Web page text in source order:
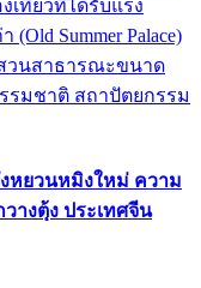
เที่ยวที่ได้รับแรง
Summer Palace)
วนสาธารณะขนาด
รมชาติ สถาปัตยกรรม
งหยวนหมิงใหม่ ความ
างตุ้ง ประเทศจีน